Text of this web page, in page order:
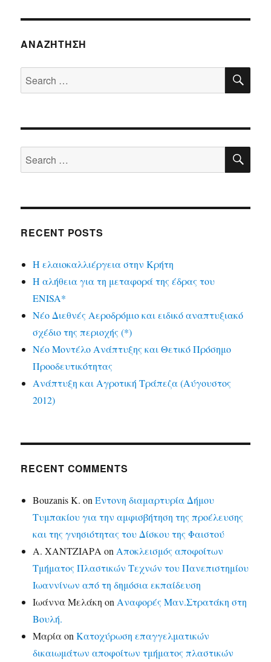
ΑΝΑΖΉΤΗΣΗ
Search
for:
Search
for:
RECENT POSTS
Η ελαιοκαλλιέργεια στην Κρήτη
Η αλήθεια για τη μεταφορά της έδρας του
ENISA*
Νέο Διεθνές Αεροδρόμιο και ειδικό αναπτυξιακό
σχέδιο της περιοχής (*)
Νέο Μοντέλο Ανάπτυξης και Θετικό Πρόσημο
Προοδευτικότητας
Ανάπτυξη και Αγροτική Τράπεζα (Αύγουστος
2012)
RECENT COMMENTS
Bouzanis K. onΈντονη διαμαρτυρία Δήμου
Τυμπακίου για την αμφισβήτηση της προέλευσης
και της γνησιότητας του Δίσκου της Φαιστού
Α. ΧΑΝΤΖΙΑΡΑ on Αποκλεισμός αποφοίτων
Τμήματος Πλαστικών Τεχνών του Πανεπιστημίου
Ιωαννίνων από τη δημόσια εκπαίδευση
Ιωάννα Μελάκη on Αναφορές Μαν.Στρατάκη στη
Βουλή.
ΜαρίαonΚατοχύρωση επαγγελματικών
δικαιωμάτων αποφοίτων τμήματος πλαστικών